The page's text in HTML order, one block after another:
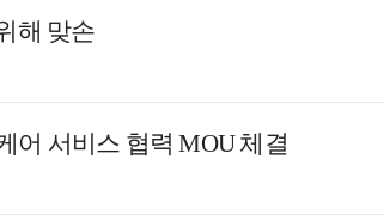
해 맞손
어 서비스 협력 MOU 체결